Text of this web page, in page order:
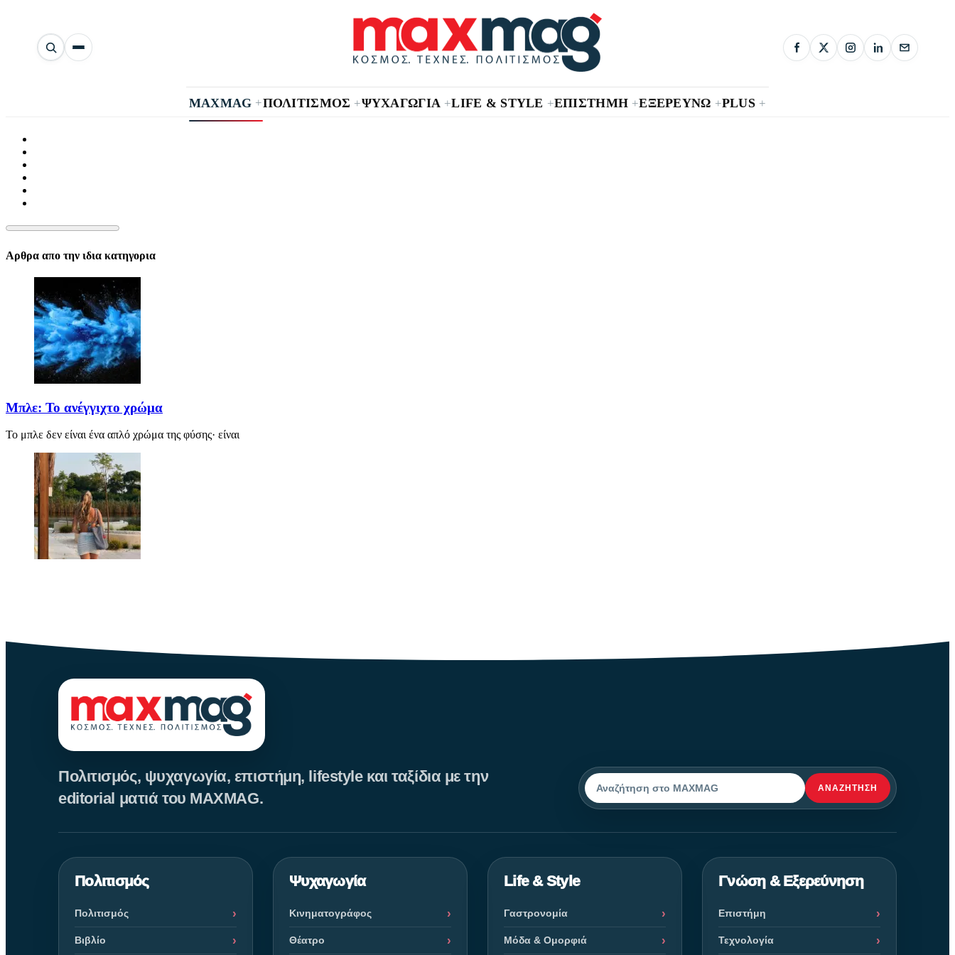
Αναζήτηση
άρθρων
MAXMAG +ΠΟΛΙΤΙΣΜΟΣ +ΨΥΧΑΓΩΓΙΑ +LIFE & STYLE +ΕΠΙΣΤΗΜΗ +ΕΞΕΡΕΥΝΩ +PLUS +
Αρθρα απο την ιδια κατηγορια
Μπλε: Το ανέγγιχτο χρώμα
Το μπλε δεν είναι ένα απλό χρώμα της φύσης· είναι
Πολιτισμός, ψυχαγωγία, επιστήμη, lifestyle και ταξίδια με την
editorial ματιά του MAXMAG.
Αναζήτηση ΑΝΑΖΉΤΗΣΗ
Πολιτισμός
Πολιτισμός
Βιβλίο
Ψυχαγωγία
Κινηματογράφος
Θέατρο
Life & Style
Γαστρονομία
Μόδα & Ομορφιά
Γνώση & Εξερεύνηση
Επιστήμη
Τεχνολογία